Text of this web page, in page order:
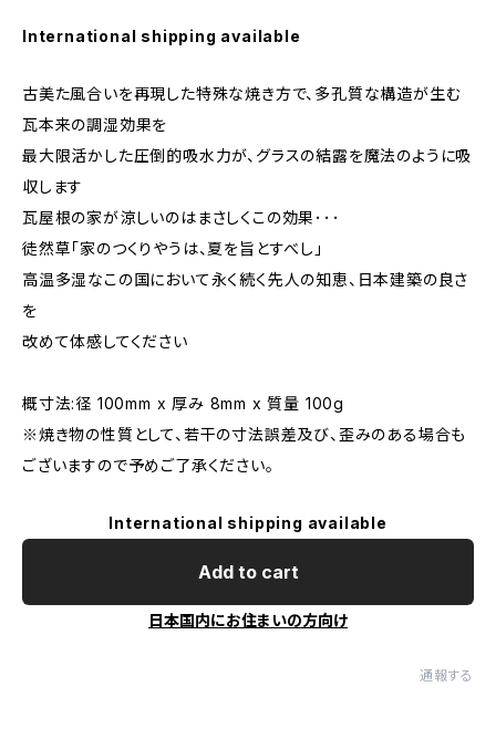
International shipping available
古美た風合いを再現した特殊な焼き方で、多孔質な構造が生む
瓦本来の調湿効果を
最大限活かした圧倒的吸水力が、グラスの結露を魔法のように吸
収します
瓦屋根の家が涼しいのはまさしくこの効果･･･
徒然草「家のつくりやうは、夏を旨とすべし」
高温多湿なこの国において永く続く先人の知恵、日本建築の良さ
を
改めて体感してください
概寸法:径 100mm x 厚み 8mm x 質量 100g
※焼き物の性質として、若干の寸法誤差及び、歪みのある場合も
ございますので予めご了承ください。
International shipping available
Add to cart
日本国内にお住まいの方向け
通報する